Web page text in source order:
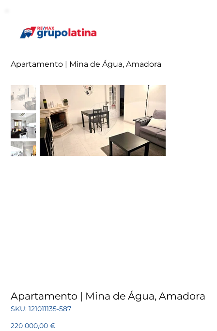
Apartamento | Mina de Água, Amadora
Apartamento | Mina de Água, Amadora
SKU: SKU
121011135-
121011135-587
Preço
220 000,00 €